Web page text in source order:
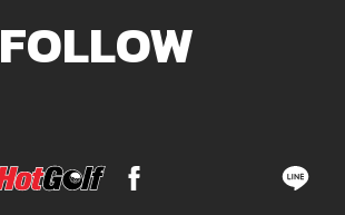
FOLLOW